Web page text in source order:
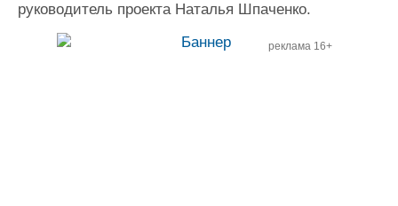
руководитель проекта Наталья Шпаченко.
реклама 16+